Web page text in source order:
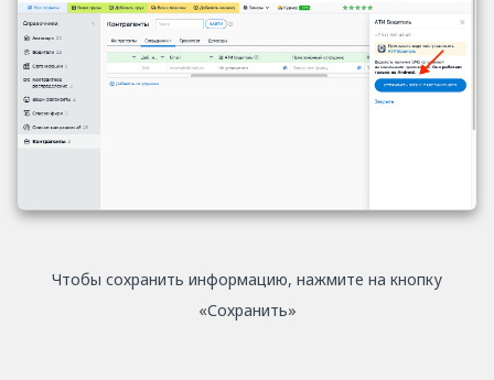
Чтобы сохранить информацию, нажмите на кнопку
«Сохранить»